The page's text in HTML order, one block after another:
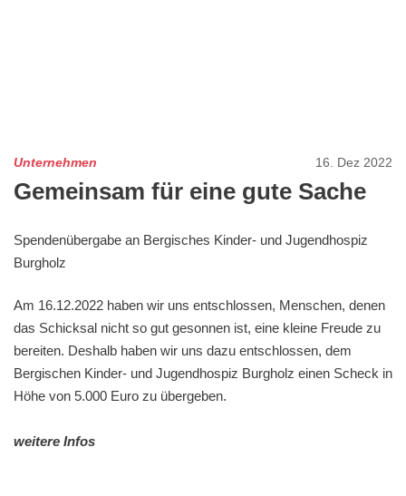
16. Dez 2022
Unternehmen
Gemeinsam für eine gute Sache
Spendenübergabe an Bergisches Kinder- und Jugendhospiz
Burgholz
Am 16.12.2022 haben wir uns entschlossen, Menschen, denen
das Schicksal nicht so gut gesonnen ist, eine kleine Freude zu
bereiten. Deshalb haben wir uns dazu entschlossen, dem
Bergischen Kinder- und Jugendhospiz Burgholz einen Scheck in
Höhe von 5.000 Euro zu übergeben.
weitere Infos